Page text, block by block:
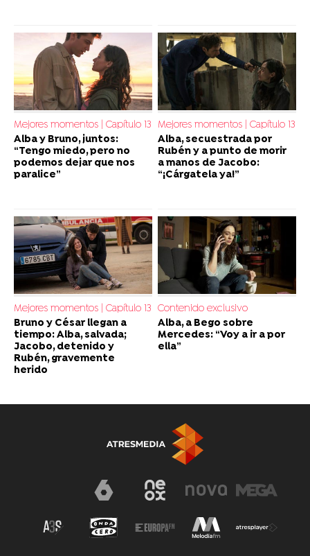
Mejores momentos | Capítulo 13
Alba y Bruno, juntos:
“Tengo miedo, pero no
podemos dejar que nos
paralice”
Mejores momentos | Capítulo 13
Alba, secuestrada por
Rubén y a punto de morir
a manos de Jacobo:
“¡Cárgatela ya!”
Mejores momentos | Capítulo 13
Bruno y César llegan a
tiempo: Alba, salvada;
Jacobo, detenido y
Rubén, gravemente
herido
Contenido exclusivo
Alba, a Bego sobre
Mercedes: “Voy a ir a por
ella”